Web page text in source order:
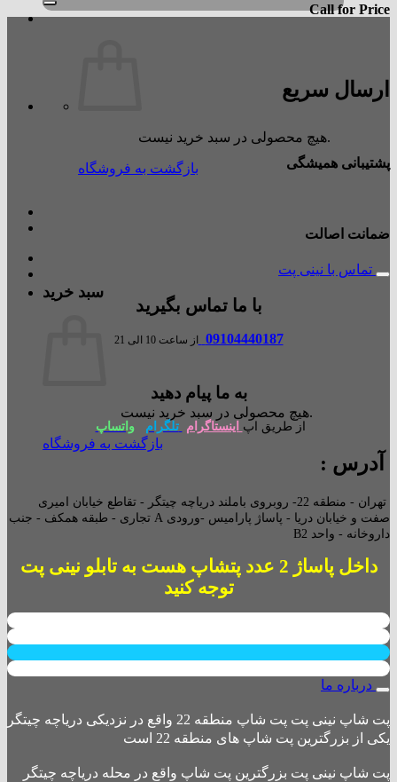
هیچ محصولی در سبد خرید نیست.
بازگشت به فروشگاه
سبد خرید
هیچ محصولی در سبد خرید نیست.
بازگشت به فروشگاه
Call for Price
ارسال سریع
پشتیبانی همیشگی
ضمانت اصالت
تماس با نینی پت
با ما تماس بگیرید
09104440187 از ساعت 10 الی 21
به ما پیام دهید
از طریق اپ اینستاگرام تلگرام واتساپ
آدرس :
تهران - منطقه 22- روبروی باملند دریاچه چیتگر - تقاطع خیابان امیری
صفت و خیابان دریا - پاساژ پارامیس -ورودی A تجاری -
طبقه همکف - جنب
داروخانه - واحد B2
داخل پاساژ 2 عدد پتشاپ هست به تابلو نینی پت
توجه کنید
درباره ما
پت شاپ نینی پت پت شاپ منطقه 22 واقع در نزدیکی دریاچه چیتگر
یکی از بزرگترین پت شاپ های منطقه 22 است
پت شاپ نینی پت بزرگترین پت شاپ واقع در محله دریاچه چیتگر